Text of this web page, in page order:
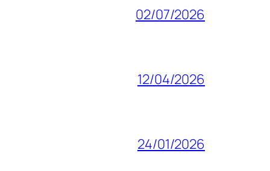
02/07/2026
12/04/2026
24/01/2026